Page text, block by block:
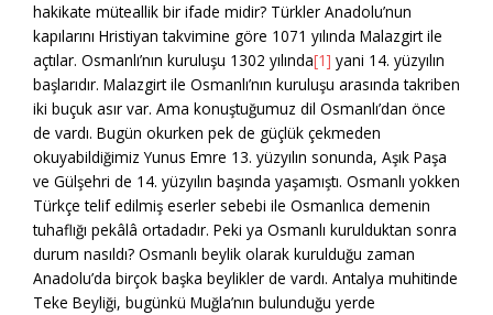
hakikate müteallik bir ifade midir? Türkler Anadolu’nun
kapılarını Hristiyan takvimine göre 1071 yılında Malazgirt ile
açtılar. Osmanlı’nın kuruluşu 1302 yılında[1] yani 14. yüzyılın
başlarıdır. Malazgirt ile Osmanlı’nın kuruluşu arasında takriben
iki buçuk asır var. Ama konuştuğumuz dil Osmanlı’dan önce
de vardı. Bugün okurken pek de güçlük çekmeden
okuyabildiğimiz Yunus Emre 13. yüzyılın sonunda, Aşık Paşa
ve Gülşehri de 14. yüzyılın başında yaşamıştı. Osmanlı yokken
Türkçe telif edilmiş eserler sebebi ile Osmanlıca demenin
tuhaflığı pekâlâ ortadadır. Peki ya Osmanlı kurulduktan sonra
durum nasıldı? Osmanlı beylik olarak kurulduğu zaman
Anadolu’da birçok başka beylikler de vardı. Antalya muhitinde
Teke Beyliği, bugünkü Muğla’nın bulunduğu yerde